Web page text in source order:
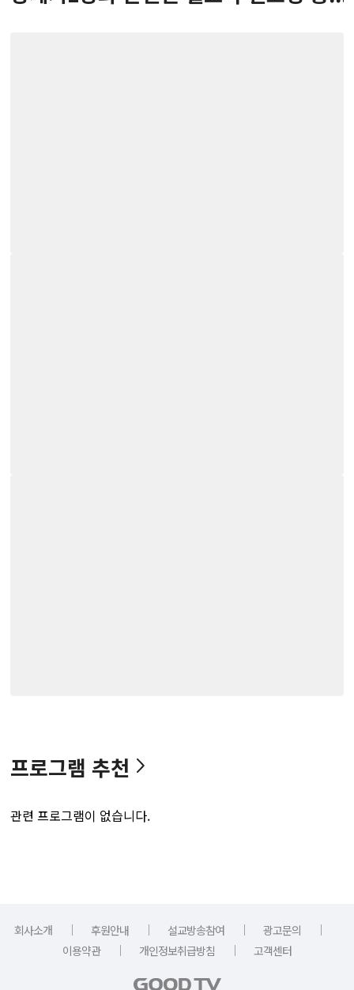
프로그램 추천
관련 프로그램이 없습니다.
회사소개 ｜ 후원안내 ｜ 설교방송참여 ｜ 광고문의
｜
이용약관
｜ 개인정보취급방침 ｜ 고객센터